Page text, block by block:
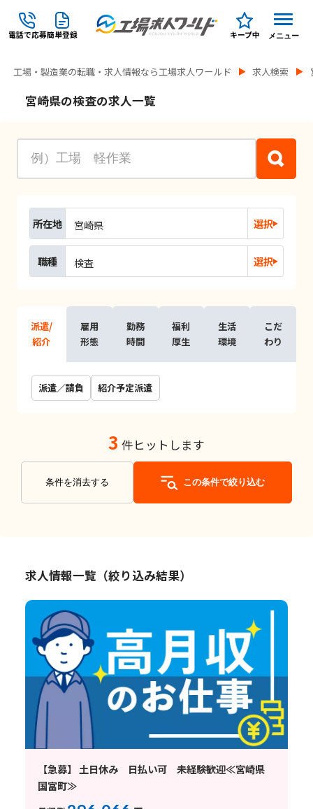
電話で応募簡単登録 キープ中 メニュー
工場・製造業の転職・求人情報なら工場求人ワールド 求人検索
宮崎県の検査の求人一覧
所在地 宮崎県 選択
職種 検査 選択
派遣/
紹介
雇用
形態
勤務
時間
福利
厚生
生活
環境
こだ
わり
派遣／請負 紹介予定派遣
3 件ヒットします
条件を消去する この条件で絞り込む
求人情報一覧（絞り込み結果）
【急募】 土日休み 日払い可 未経験歓迎≪宮崎県
国富町≫